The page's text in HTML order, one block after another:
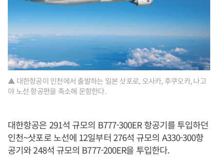
▲ 대한항공이 인천에서 출발하는 일본 삿포로, 오사카, 후쿠오카, 나고
야 노선 항공편을 축소해 운항한다.
대한항공은 291석 규모의 B777-300ER 항공기를 투입하던
인천~삿포로 노선에 12일부터 276석 규모의 A330-300항
공기와 248석 규모의 B777-200ER을 투입한다.